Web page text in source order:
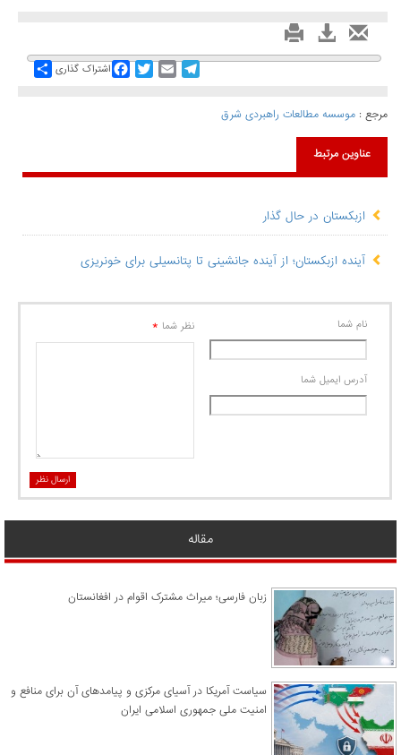
Share اشتراک گذاری
FacebookTwitterEmail
Telegram
مرجع : موسسه مطالعات راهبردی شرق
عناوین مرتبط
ازبکستان در حال گذار
آینده ازبکستان؛ از آینده جانشینی تا پتانسیلی برای خونریزی
نام شما
آدرس ايميل شما
نظر شما *
ارسال نظر
مقاله
زبان فارسی؛ میراث مشترک اقوام در افغانستان
سیاست آمریکا در آسیای مرکزی و پیامدهای آن برای منافع و
امنیت ملی جمهوری اسلامی ایران